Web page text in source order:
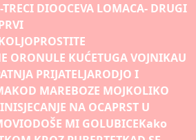
DIOOCEVA LOMACA- DRUGI
OPROSTITE
ORONULE KUĆETUGA VOJNIKAU
PRIJATELJARODJO I
KOD MAREBOZE MOJKOLIKO
SJECANJE NA OCAPRST U
ODOŠE MI GOLUBICEKako